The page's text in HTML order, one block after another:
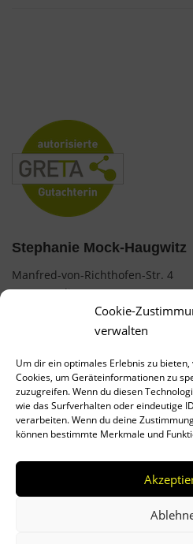
Cookie-
verwalten
Um dir ein optimales Erlebnis zu
Cookies, um Geräteinformationen zu
zuzugreifen. Wenn du diesen
wie das Surfverhalten oder eindeutige
verarbeiten. Wenn du deine
können bestimmte Merkmale und
Stephanie Mock-Haugwitz
Manfred-von-Richthofen-Str. 4
12101 Berlin
mock.stephanie@web.de
AGB
Impressum
Datenschutz
Cookies